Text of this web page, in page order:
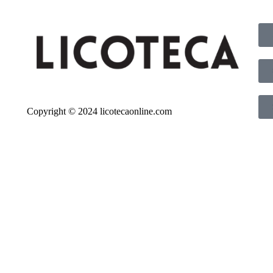
Copyright © 2024 licotecaonline.com